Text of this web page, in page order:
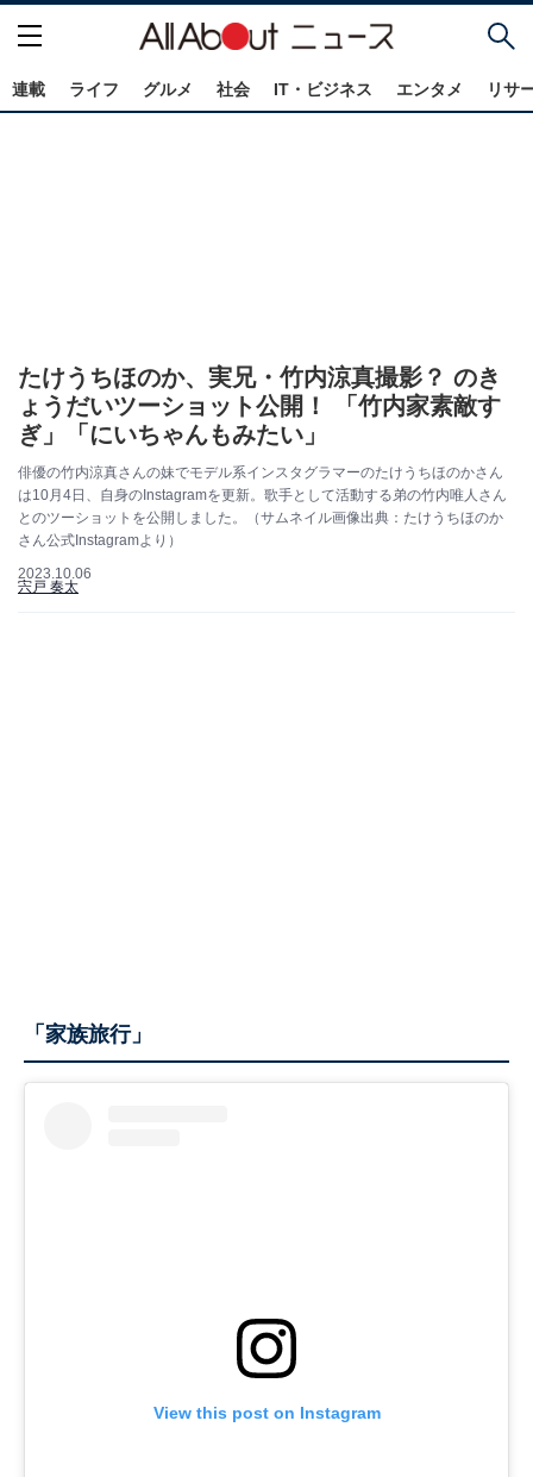
連載 ライフ グルメ 社会 IT・ビジネス エンタメ リサ
たけうちほのか、実兄・竹内涼真撮影？ のき
ょうだいツーショット公開！ 「竹内家素敵す
ぎ」「にいちゃんもみたい」
俳優の竹内涼真さんの妹でモデル系インスタグラマーのたけうちほのかさん
は10月4日、自身のInstagramを更新。歌手として活動する弟の竹内唯人さん
とのツーショットを公開しました。（サムネイル画像出典：たけうちほのか
さん公式Instagramより）
2023.10.06
宍戸 奏太
「家族旅行」
View this post on Instagram